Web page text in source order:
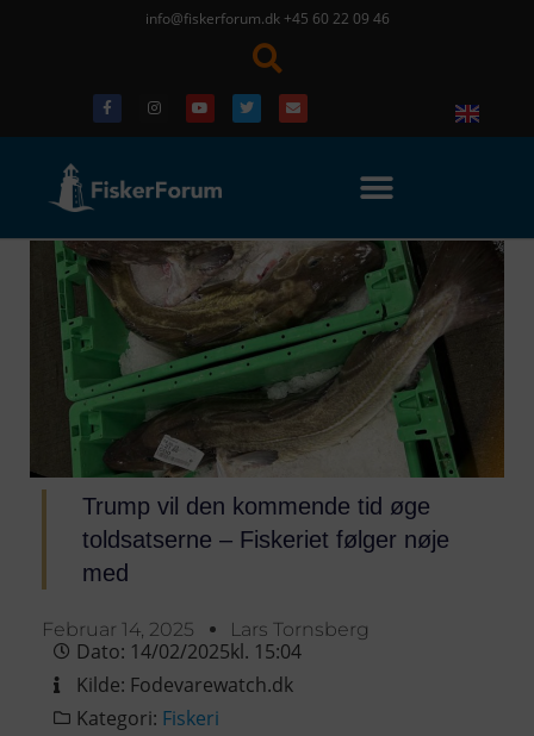
info@fiskerforum.dk +45 60 22 09 46
Trump vil den kommende tid øge
toldsatserne – Fiskeriet følger nøje
med
Februar 14, 2025 Lars Tornsberg
Dato: 14/02/2025kl. 15:04
Kilde: Fodevarewatch.dk
Kategori: Fiskeri